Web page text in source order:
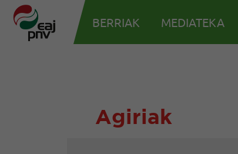
BERRIAK MEDIATEKA
Agiriak